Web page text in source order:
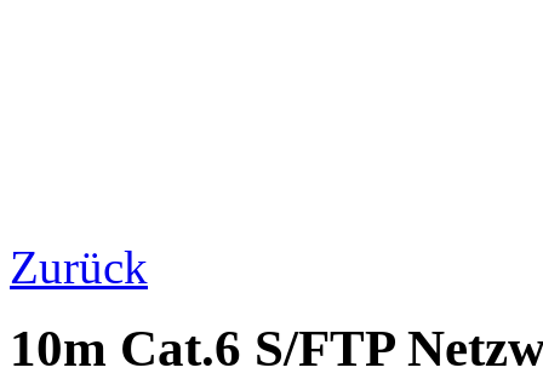
Zurück
10m Cat.6 S/FTP